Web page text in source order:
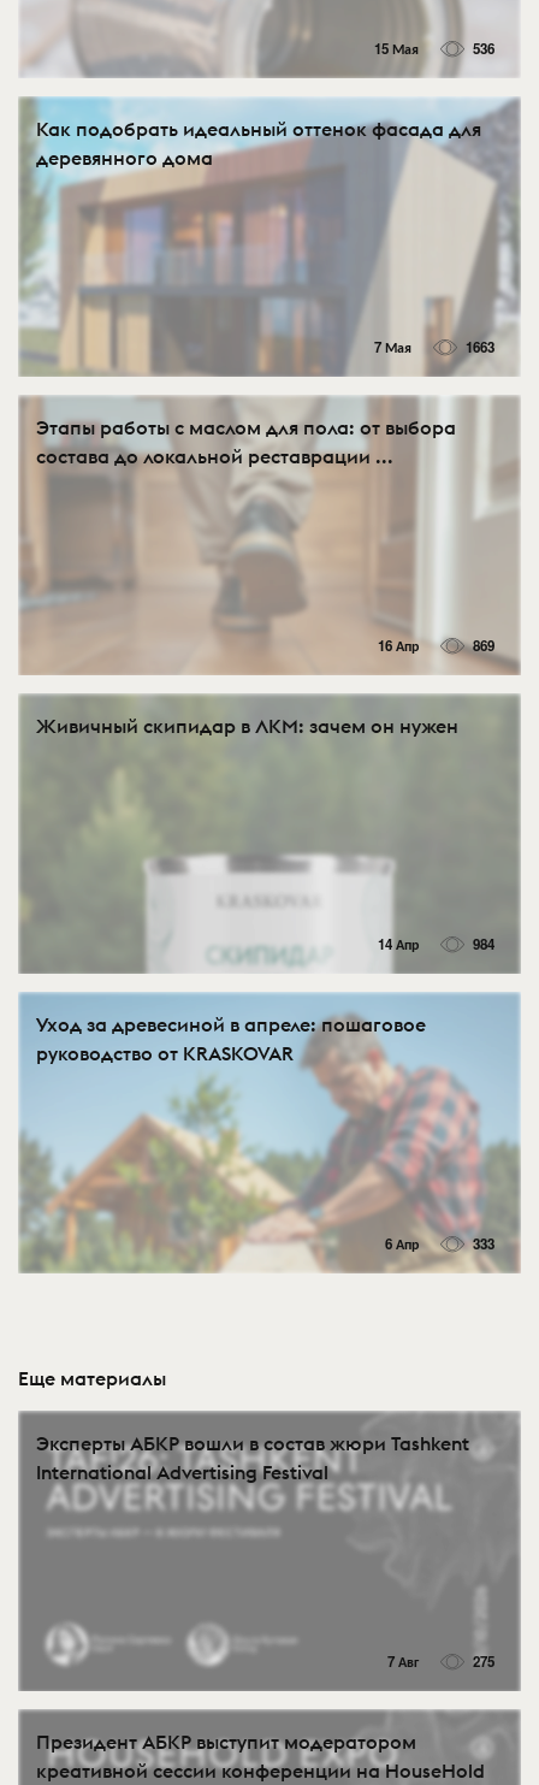
15 Мая 536
Как подобрать идеальный оттенок фасада для
деревянного дома
7 Мая 1663
Этапы работы с маслом для пола: от выбора
состава до локальной реставрации ...
16 Апр 869
Живичный скипидар в ЛКМ: зачем он нужен
14 Апр 984
Уход за древесиной в апреле: пошаговое
руководство от KRASKOVAR
6 Апр 333
Еще материалы
Эксперты АБКР вошли в состав жюри Tashkent
International Advertising Festival
7 Авг 275
Президент АБКР выступит модератором
креативной сессии конференции на HouseHold